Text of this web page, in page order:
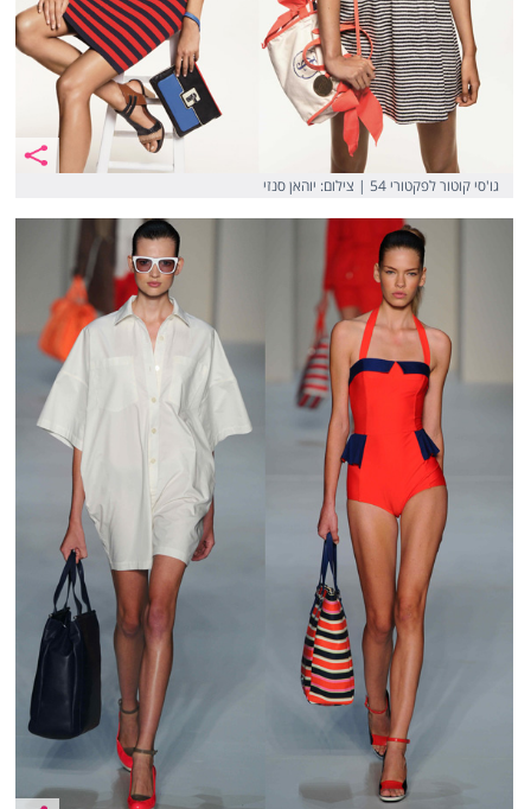
גו'סי קוטור לפקטורי 54 | צילום:‎ ‎יוהאן סנזי